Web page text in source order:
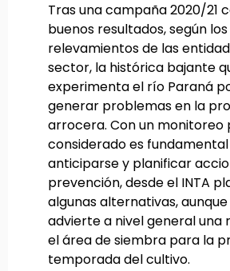
Tras una campaña 2020/21
buenos resultados, según los
relevamientos de las
sector, la histórica bajante
experimenta el río Paraná
generar problemas en la
arrocera. Con un monitoreo
considerado es
anticiparse y planificar
prevención, desde el INTA
algunas alternativas,
advierte a nivel general una
el área de siembra para la
temporada del cultivo.